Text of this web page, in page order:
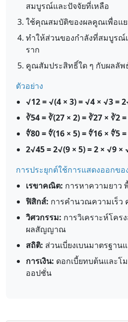
สมบูรณ์และปัจจัยที่เหลือ
ใช้คุณสมบัติของผลคูณเพื่อแ
ทำให้ส่วนของกำลังที่สมบูรณ์
ราก
คูณสัมประสิทธิ์ใด ๆ กับผลลั
ตัวอย่าง
√12 = √(4 × 3) = √4 × √3 =
∛54 = ∛(27 × 2) = ∛27 × ∛2
∜80 = ∜(16 × 5) = ∜16 × ∜5
2√45 = 2√(9 × 5) = 2 × √9 ×
การประยุกต์ใช้การแสดงออกขอ
เรขาคณิต: การหาความยาว
ฟิสิกส์: การคำนวณความเร็ว
วิศวกรรม: การวิเคราะห์โคร
ผลสัญญาณ
สถิติ: ส่วนเบี่ยงเบนมาตรฐา
การเงิน: ดอกเบี้ยทบต้นและโ
ออปชั่น